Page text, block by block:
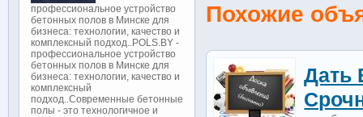
Похожие
Дать
профессиональное устройство
бетонных полов в Минске для
бизнеса: технологии, качество и
комплексный подход..POLS.BY -
профессиональное устройство
бетонных полов в Минске для
бизнеса: технологии, качество и
комплексный
подход..Современные бетонные
полы - это технологичное и